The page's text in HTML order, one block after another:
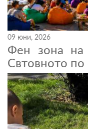
09 юни, 2026
Фен зона на
Свтовното по